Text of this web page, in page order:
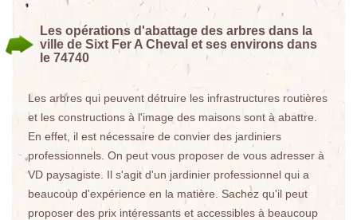
Les opérations d'abattage des arbres dans la
ville de Sixt Fer A Cheval et ses environs dans
le 74740
Les arbres qui peuvent détruire les infrastructures routières
et les constructions à l'image des maisons sont à abattre.
En effet, il est nécessaire de convier des jardiniers
professionnels. On peut vous proposer de vous adresser à
VD paysagiste. Il s'agit d'un jardinier professionnel qui a
beaucoup d'expérience en la matière. Sachez qu'il peut
proposer des prix intéressants et accessibles à beaucoup